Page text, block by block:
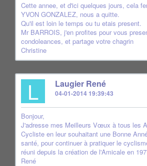
Cette annee, et d'ici quelques jours, cela
YVON GONZALEZ, nous a quitte.
Qu'il est loin le temps ou tu etais present.
Mr BARROIS, j'en profites pour vous
condoleances, et partage votre chagrin
Christine
L Laugier René
04-01-2014 19:39:43
Bonjour,
J'adresse mes Meilleurs Vœux à tous les
Cycliste en leur souhaitant une Bonne
santé, pour continuer à pratiquer le
réuni depuis la création de l'Amicale en
René